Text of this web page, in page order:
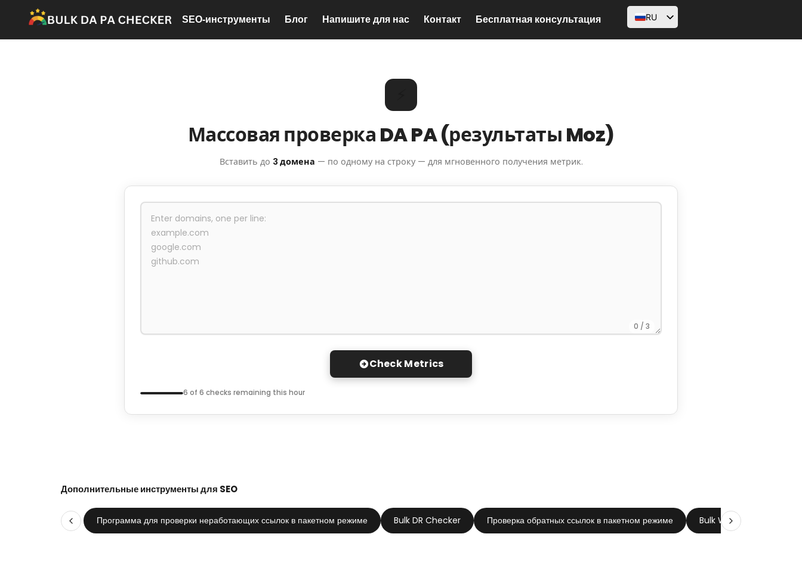
Перейти
содержимому
SEO-инструменты Блог Напишите для нас Контакт Бесплатная консультация RU
EN
ES
SV
Массовая проверка DA PA (результаты Moz)
Вставить до 3 домена — по одному на строку — для мгновенного получения метрик.
0 / 3
Check Metrics
6 of 6 checks remaining this hour
Дополнительные инструменты для SEO
Программа для проверки неработающих ссылок в пакетном режиме Bulk DR Checker Проверка обратных ссылок в пакетном режиме Bulk Webp Image